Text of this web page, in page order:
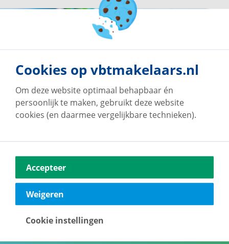
Onze klanten geven
ons een 9!
Cookies op vbtmakelaars.nl
Om deze website optimaal behapbaar én
persoonlijk te maken, gebruikt deze website
cookies (en daarmee vergelijkbare technieken).
Accepteer
Weigeren
Cookie instellingen